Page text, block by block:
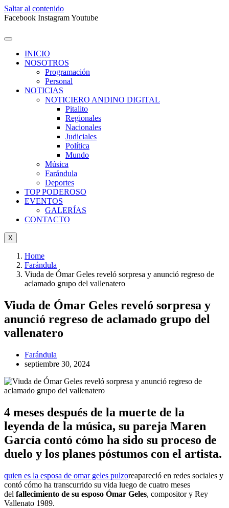
Saltar al contenido
Facebook InstagramYoutube
INICIO
NOSOTROS
Programación
Personal
NOTICIAS
NOTICIERO ANDINO DIGITAL
Pitalito
Regionales
Nacionales
Judiciales
Política
Mundo
Música
Farándula
Deportes
TOP PODEROSO
EVENTOS
GALERÍAS
CONTACTO
X
Home
Farándula
Viuda de Ómar Geles reveló sorpresa y anunció regreso de
aclamado grupo del vallenatero
Viuda de Ómar Geles reveló sorpresa y
anunció regreso de aclamado grupo del
vallenatero
Farándula
septiembre 30, 2024
4 meses después de la muerte de la
leyenda de la música, su pareja Maren
García contó cómo ha sido su proceso de
duelo y los planes póstumos con el artista.
quien es la esposa de omar geles pulzoreapareció en redes sociales y
contó cómo ha transcurrido su vida luego de cuatro meses
del fallecimiento de su esposo Ómar Geles, compositor y Rey
Vallenato 1989.